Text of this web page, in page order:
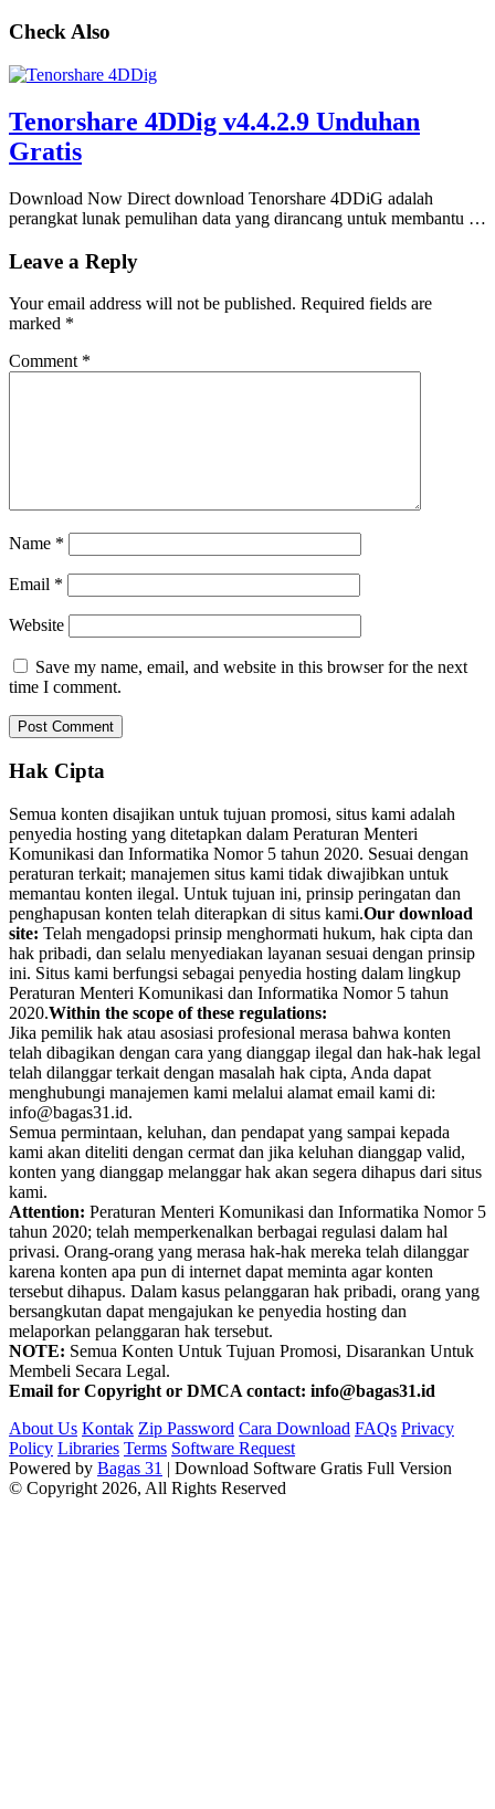
Check Also
Tenorshare 4DDig v4.4.2.9 Unduhan
Gratis
Download Now Direct download Tenorshare 4DDiG adalah
perangkat lunak pemulihan data yang dirancang untuk membantu …
Leave a Reply
Your email address will not be published. Required fields are
marked *
Comment *
Name *
Email *
Website
Save my name, email, and website in this browser for the next
time I comment.
Hak Cipta
Semua konten disajikan untuk tujuan promosi, situs kami adalah
penyedia hosting yang ditetapkan dalam Peraturan Menteri
Komunikasi dan Informatika Nomor 5 tahun 2020. Sesuai dengan
peraturan terkait; manajemen situs kami tidak diwajibkan untuk
memantau konten ilegal. Untuk tujuan ini, prinsip peringatan dan
penghapusan konten telah diterapkan di situs kami.Our download
site: Telah mengadopsi prinsip menghormati hukum, hak cipta dan
hak pribadi, dan selalu menyediakan layanan sesuai dengan prinsip
ini. Situs kami berfungsi sebagai penyedia hosting dalam lingkup
Peraturan Menteri Komunikasi dan Informatika Nomor 5 tahun
2020.Within the scope of these regulations:
Jika pemilik hak atau asosiasi profesional merasa bahwa konten
telah dibagikan dengan cara yang dianggap ilegal dan hak-hak legal
telah dilanggar terkait dengan masalah hak cipta, Anda dapat
menghubungi manajemen kami melalui alamat email kami di:
info@bagas31.id.
Semua permintaan, keluhan, dan pendapat yang sampai kepada
kami akan diteliti dengan cermat dan jika keluhan dianggap valid,
konten yang dianggap melanggar hak akan segera dihapus dari situs
kami.
Attention: Peraturan Menteri Komunikasi dan Informatika Nomor 5
tahun 2020; telah memperkenalkan berbagai regulasi dalam hal
privasi. Orang-orang yang merasa hak-hak mereka telah dilanggar
karena konten apa pun di internet dapat meminta agar konten
tersebut dihapus. Dalam kasus pelanggaran hak pribadi, orang yang
bersangkutan dapat mengajukan ke penyedia hosting dan
melaporkan pelanggaran hak tersebut.
NOTE: Semua Konten Untuk Tujuan Promosi, Disarankan Untuk
Membeli Secara Legal.
Email for Copyright or DMCA contact: info@bagas31.id
About Us Kontak Zip Password Cara Download FAQs Privacy
Policy Libraries Terms Software Request
Powered by Bagas 31 | Download Software Gratis Full Version
© Copyright 2026, All Rights Reserved